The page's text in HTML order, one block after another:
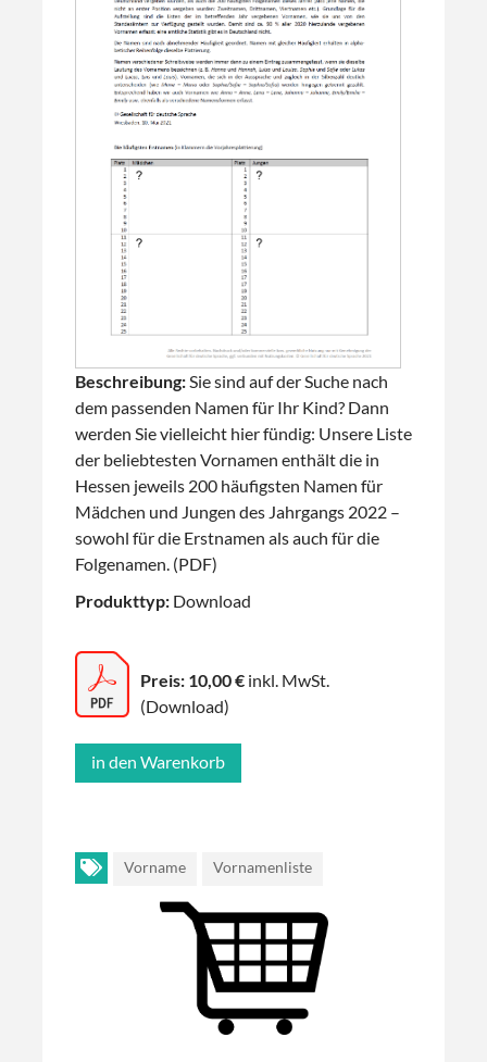
Beschreibung:Sie sind auf der Suche nach
dem passenden Namen für Ihr Kind? Dann
werden Sie vielleicht hier fündig: Unsere Liste
der beliebtesten Vornamen enthält die in
Hessen jeweils 200 häufigsten Namen für
Mädchen und Jungen des Jahrgangs 2022 –
sowohl für die Erstnamen als auch für die
Folgenamen. (PDF)
Produkttyp: Download
Preis: 10,00 € inkl. MwSt.
(Download)
Vorname Vornamenliste